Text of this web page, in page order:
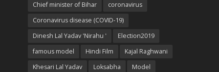
Chief minister of Bihar
coronavirus
Coronavirus disease (COVID-19)
Dinesh Lal Yadav 'Nirahu '
Election2019
famous model
Hindi Film
Kajal Raghwani
Khesari Lal Yadav
Loksabha
Model